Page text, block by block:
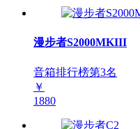
漫步者S2000MKIII
音箱排行榜第3名
￥
1880